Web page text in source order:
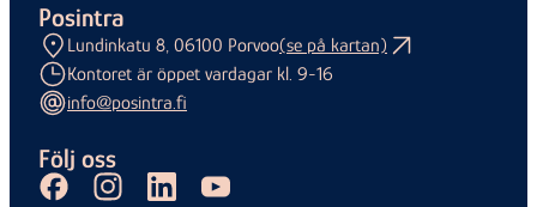
Posintra
Lundinkatu 8, 06100 Porvoo(se på kartan)
Kontoret är öppet vardagar kl. 9-16
info@posintra.fi
Följ oss
FacebookInstagramLinkedInYoutube